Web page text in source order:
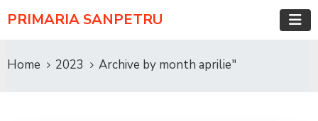
PRIMARIA SANPETRU
Home 2023 Archive by month aprilie"